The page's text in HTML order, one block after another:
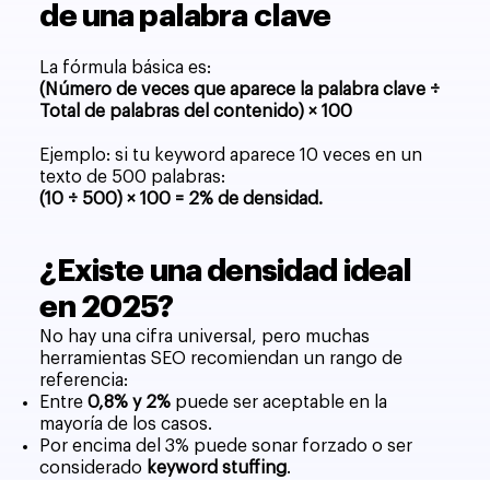
de una palabra clave
La fórmula básica es:
(Número de veces que aparece la palabra clave ÷
Total de palabras del contenido) × 100
Ejemplo: si tu keyword aparece 10 veces en un
texto de 500 palabras:
(10 ÷ 500) × 100 = 2% de densidad.
¿Existe una densidad ideal
en 2025?
No hay una cifra universal, pero muchas
herramientas SEO recomiendan un rango de
referencia:
Entre0,8% y 2% puede ser aceptable en la
mayoría de los casos.
Por encima del 3% puede sonar forzado o ser
considerado keyword stuffing.